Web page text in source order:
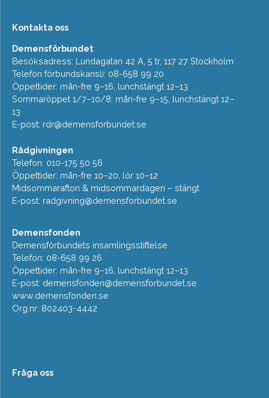
Kontakta oss
Demensförbundet
Besöksadress: Lundagatan 42 A, 5 tr, 117 27 Stockholm
Telefon förbundskansli: 08-658 99 20
Öppettider: mån-fre 9–16, lunchstängt 12–13
Sommaröppet 1/7–10/8: mån-fre 9–15, lunchstängt 12–
13
E-post: rdr@demensforbundet.se
Rådgivningen
Telefon: 010-175 50 56
Öppettider: mån-fre 10–20, lör 10–12
Midsommarafton & midsommardagen – stängt
E-post: radgivning@demensforbundet.se
Demensfonden
Demensförbundets insamlingsstiftelse
Telefon: 08-658 99 26
Öppettider: mån-fre 9–16, lunchstängt 12–13
E-post: demensfonden@demensforbundet.se
www.demensfonden.se
Org.nr: 802403-4442
Fråga oss